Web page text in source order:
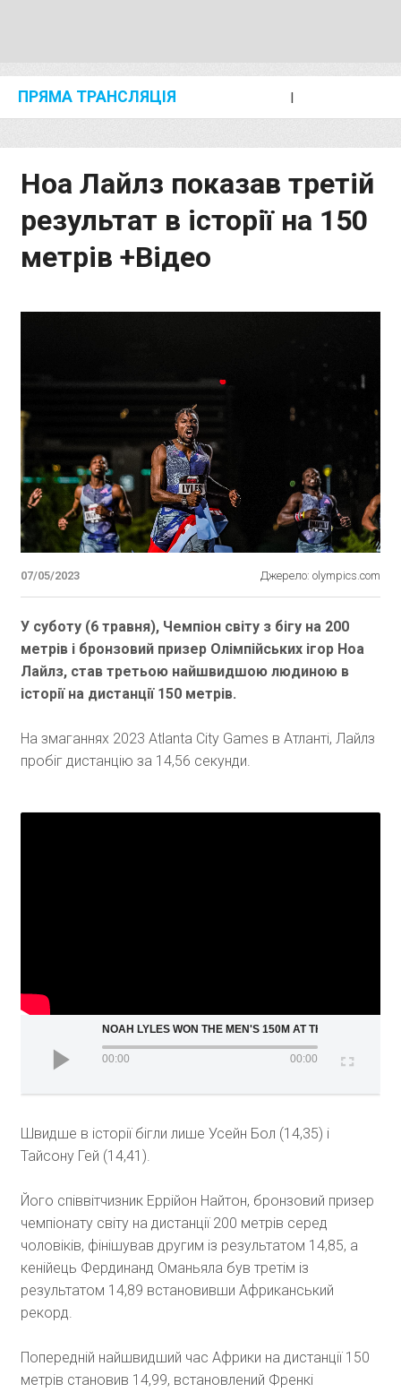
ПРЯМА ТРАНСЛЯЦІЯ I
Ноа Лайлз показав третій
результат в історії на 150
метрів +Відео
07/05/2023 Джерело: olympics.com
У суботу (6 травня), Чемпіон світу з бігу на 200
метрів і бронзовий призер Олімпійських ігор Ноа
Лайлз, став третьою найшвидшою людиною в
історії на дистанції 150 метрів.
На змаганнях 2023 Atlanta City Games в Атланті, Лайлз
пробіг дистанцію за 14,56 секунди.
NOAH LYLES WON THE MEN'S 150M AT THE ADIDAS
00:00 00:00
Швидше в історії бігли лише Усейн Бол (14,35) і
Тайсону Гей (14,41).
Його співвітчизник Еррійон Найтон, бронзовий призер
чемпіонату світу на дистанції 200 метрів серед
чоловіків, фінішував другим із результатом 14,85, а
кенійець Фердинанд Оманьяла був третім із
результатом 14,89 встановивши Африканський
рекорд.
Попередній найшвидший час Африки на дистанції 150
метрів становив 14,99, встановлений Френкі